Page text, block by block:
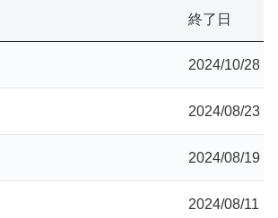
終了日
2024/10/28
2024/08/23
2024/08/19
2024/08/11